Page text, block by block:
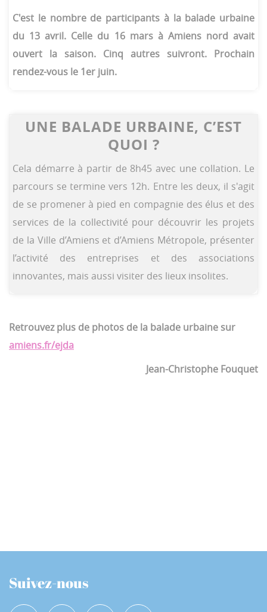
C'est le nombre de participants à la balade urbaine
du 13 avril. Celle du 16 mars à Amiens nord avait
ouvert la saison. Cinq autres suivront. Prochain
rendez-vous le 1er juin.
UNE BALADE URBAINE, C’EST
QUOI ?
Cela démarre à partir de 8h45 avec une collation. Le
parcours se termine vers 12h. Entre les deux, il s'agit
de se promener à pied en compagnie des élus et des
services de la collectivité pour découvrir les projets
de la Ville d’Amiens et d’Amiens Métropole, présenter
l’activité des entreprises et des associations
innovantes, mais aussi visiter des lieux insolites.
Retrouvez plus de photos de la balade urbaine sur
amiens.fr/ejda
Jean-Christophe Fouquet
Suivez-nous